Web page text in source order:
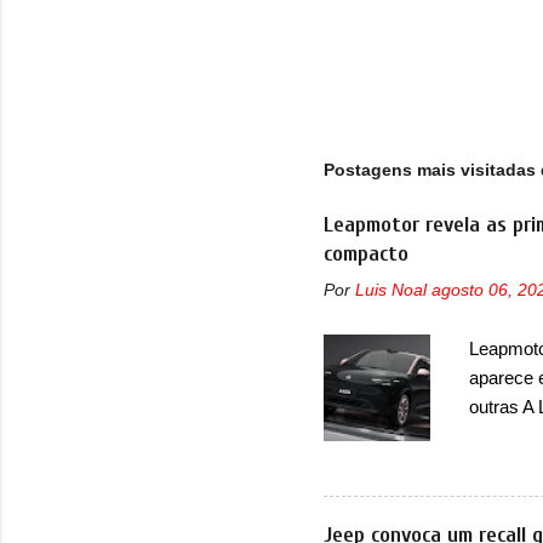
Postagens mais visitadas
Leapmotor revela as
compacto
Por Luis Noal agosto 06,
aparece
outras A
modelo
Jeep convoca um recall